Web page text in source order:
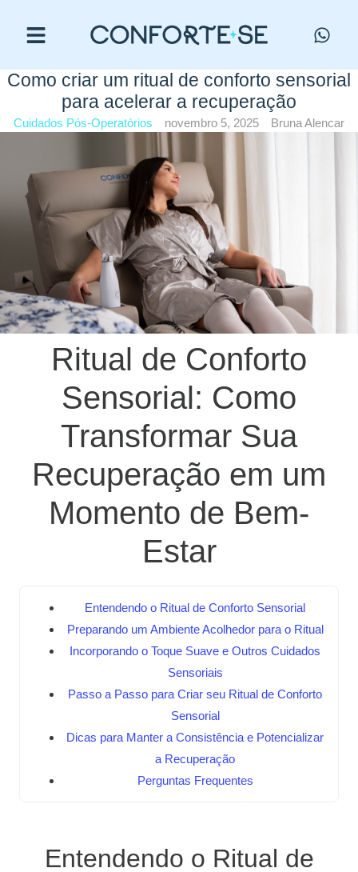
Como criar um ritual de conforto sensorial
para acelerar a recuperação
Cuidados Pós-Operatórios novembro 5, 2025 Bruna Alencar
Ritual de Conforto
Sensorial: Como
Transformar Sua
Recuperação em um
Momento de Bem-
Estar
Entendendo o Ritual de Conforto Sensorial
Preparando um Ambiente Acolhedor para o Ritual
Incorporando o Toque Suave e Outros Cuidados
Sensoriais
Passo a Passo para Criar seu Ritual de Conforto
Sensorial
Dicas para Manter a Consistência e Potencializar
a Recuperação
Perguntas Frequentes
Entendendo o Ritual de